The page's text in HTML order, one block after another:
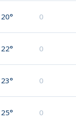
20° 0
22° 0
23° 0
25° 0